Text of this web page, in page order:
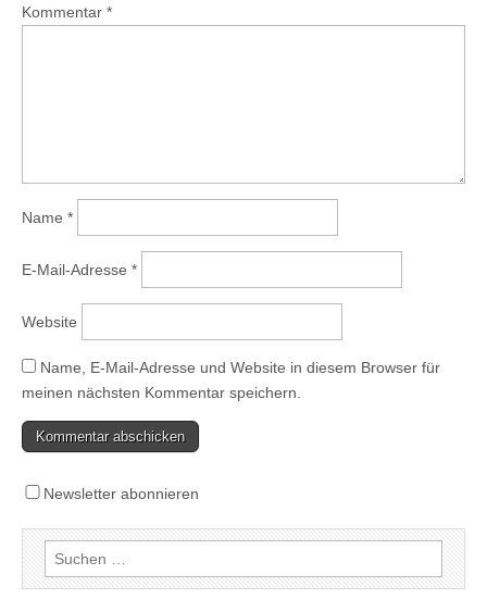
Kommentar *
Name *
E-Mail-Adresse *
Website
Name, E-Mail-Adresse und Website in diesem Browser für
meinen nächsten Kommentar speichern.
Newsletter abonnieren
Suchen
nach: